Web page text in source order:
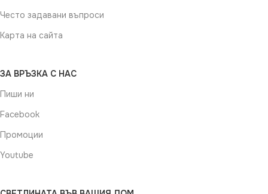
Често задавани въпроси
Карта на сайта
ЗА ВРЪЗКА С НАС
Пиши ни
Facebook
Промоции
Youtube